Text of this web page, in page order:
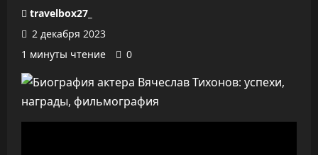
travelbox27_
2 декабря 2023
1 минуты чтение
0